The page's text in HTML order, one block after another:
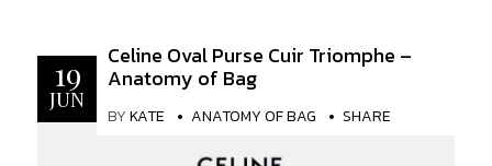
19
JUN
Celine Oval Purse Cuir Triomphe –
Anatomy of Bag
BYKATE ANATOMY OF BAG SHARE